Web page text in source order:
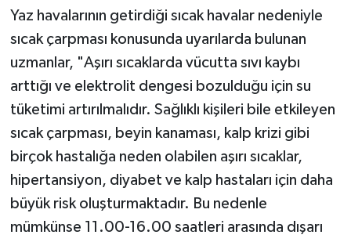
Yaz havalarının getirdiği sıcak havalar nedeniyle
sıcak çarpması konusunda uyarılarda bulunan
uzmanlar, "Aşırı sıcaklarda vücutta sıvı kaybı
arttığı ve elektrolit dengesi bozulduğu için su
tüketimi artırılmalıdır. Sağlıklı kişileri bile etkileyen
sıcak çarpması, beyin kanaması, kalp krizi gibi
birçok hastalığa neden olabilen aşırı sıcaklar,
hipertansiyon, diyabet ve kalp hastaları için daha
büyük risk oluşturmaktadır. Bu nedenle
mümkünse 11.00-16.00 saatleri arasında dışarı